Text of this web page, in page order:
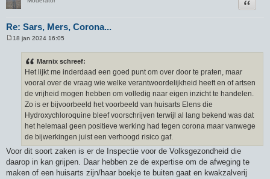
Re: Sars, Mers, Corona...
18 jan 2024 16:05
Marnix schreef:
Het lijkt me inderdaad een goed punt om over door te praten, maar
vooral over de vraag wie welke verantwoordelijkheid heeft en of artsen
de vrijheid mogen hebben om volledig naar eigen inzicht te handelen.
Zo is er bijvoorbeeld het voorbeeld van huisarts Elens die
Hydroxychloroquine bleef voorschrijven terwijl al lang bekend was dat
het helemaal geen positieve werking had tegen corona maar vanwege
de bijwerkingen juist een verhoogd risico gaf.
Voor dit soort zaken is er de Inspectie voor de Volksgezondheid die
daarop in kan grijpen. Daar hebben ze de expertise om de afweging te
maken of een huisarts zijn/haar boekje te buiten gaat en kwakzalverij